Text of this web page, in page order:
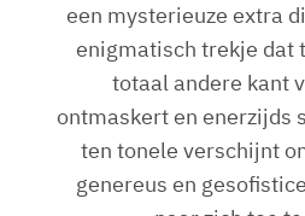
een mysterieuze extra
enigmatisch trekje dat
totaal andere kant
ontmaskert en enerzijds
ten tonele verschijnt
genereus en